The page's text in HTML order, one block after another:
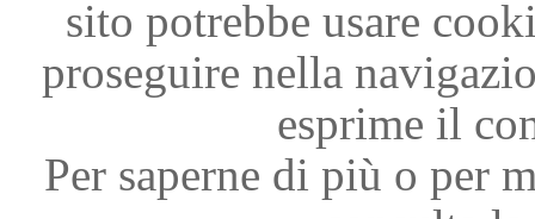
sito potrebbe usare
proseguire nella
esprime il
Per saperne di più o per